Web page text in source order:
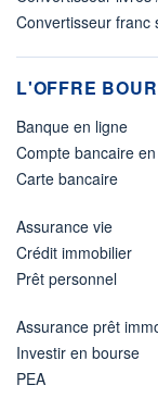
Convertisseur franc
L'OFFRE
Banque en ligne
Compte bancaire
Carte bancaire
Assurance vie
Crédit immobilier
Prêt personnel
Assurance prêt
Investir en bourse
PEA